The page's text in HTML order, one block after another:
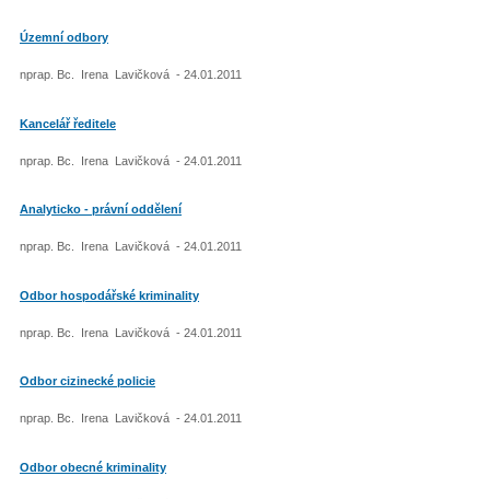
Územní odbory
nprap. Bc. Irena Lavičková - 24.01.2011
Kancelář ředitele
nprap. Bc. Irena Lavičková - 24.01.2011
Analyticko - právní oddělení
nprap. Bc. Irena Lavičková - 24.01.2011
Odbor hospodářské kriminality
nprap. Bc. Irena Lavičková - 24.01.2011
Odbor cizinecké policie
nprap. Bc. Irena Lavičková - 24.01.2011
Odbor obecné kriminality